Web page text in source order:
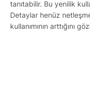
tanıtabilir. Bu yenilik
Detaylar henüz
kullanımının arttığını